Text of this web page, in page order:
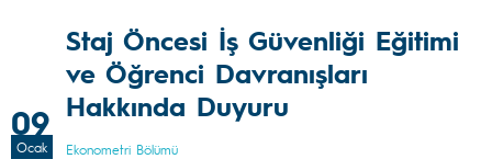
09
Ocak
Staj Öncesi İş Güvenliği Eğitimi
ve Öğrenci Davranışları
Hakkında Duyuru
Ekonometri Bölümü